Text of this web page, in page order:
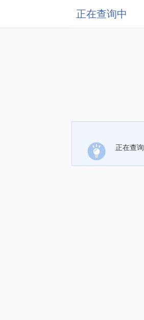
正在查询中
正在查